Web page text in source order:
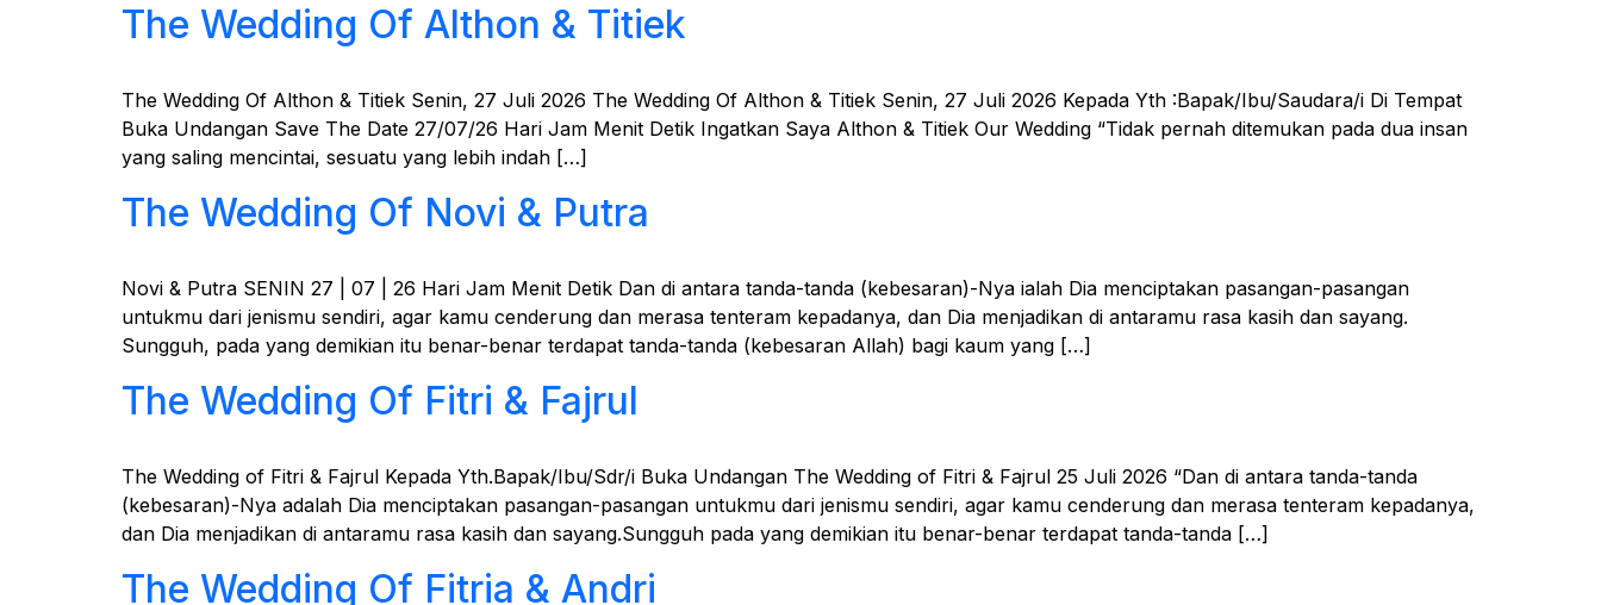
The Wedding Of Althon & Titiek
The Wedding Of Althon & Titiek Senin, 27 Juli 2026 The Wedding Of Althon & Titiek Senin, 27 Juli 2026 Kepada Yth :Bapak/Ibu/Saudara/i Di Tempat
Buka Undangan Save The Date 27/07/26 Hari Jam Menit Detik Ingatkan Saya Althon & Titiek Our Wedding “Tidak pernah ditemukan pada dua insan
yang saling mencintai, sesuatu yang lebih indah […]
The Wedding Of Novi & Putra
Novi & Putra SENIN 27 | 07 | 26 Hari Jam Menit Detik Dan di antara tanda-tanda (kebesaran)-Nya ialah Dia menciptakan pasangan-pasangan
untukmu dari jenismu sendiri, agar kamu cenderung dan merasa tenteram kepadanya, dan Dia menjadikan di antaramu rasa kasih dan sayang.
Sungguh, pada yang demikian itu benar-benar terdapat tanda-tanda (kebesaran Allah) bagi kaum yang […]
The Wedding Of Fitri & Fajrul
The Wedding of Fitri & Fajrul Kepada Yth.Bapak/Ibu/Sdr/i Buka Undangan The Wedding of Fitri & Fajrul 25 Juli 2026 “Dan di antara tanda-tanda
(kebesaran)-Nya adalah Dia menciptakan pasangan-pasangan untukmu dari jenismu sendiri, agar kamu cenderung dan merasa tenteram kepadanya,
dan Dia menjadikan di antaramu rasa kasih dan sayang.Sungguh pada yang demikian itu benar-benar terdapat tanda-tanda […]
The Wedding Of Fitria & Andri